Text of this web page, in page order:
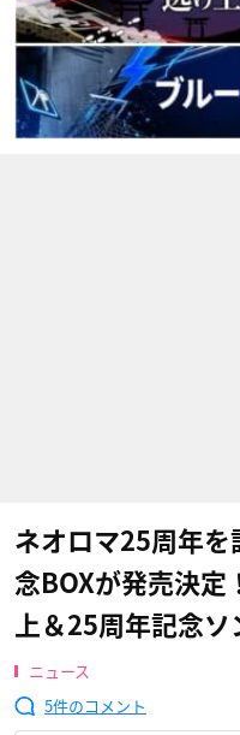
ネオロマ25周年を
念BOXが発売決定
上＆25周年記念
ニュース
5